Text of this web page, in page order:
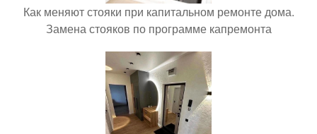
Как меняют стояки при капитальном ремонте дома.
Замена стояков по программе капремонта